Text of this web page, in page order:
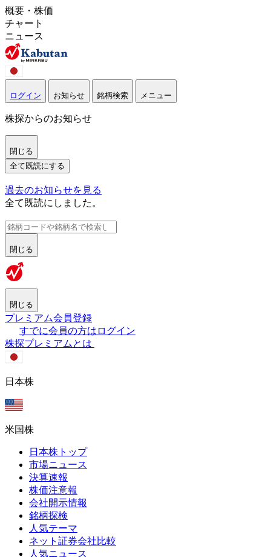
概要・株価
チャート
ニュース
ログイン お知らせ 銘柄検索 メニュー
株探からのお知らせ
閉じる
全て既読にする
過去のお知らせを見る
全て既読にしました。
閉じる
閉じる
プレミアム会員登録
すでに会員の方はログイン
株探プレミアムとは
日本株
米国株
日本株トップ
市場ニュース
決算速報
株価注意報
会社開示情報
銘柄探検
人気テーマ
ネット証券会社比較
人気ニュース